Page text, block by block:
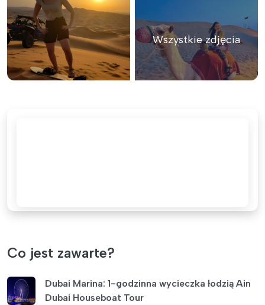
Wszystkie zdjęcia
Co jest zawarte?
Dubai Marina: 1-godzinna wycieczka łodzią Ain
Dubai Houseboat Tour